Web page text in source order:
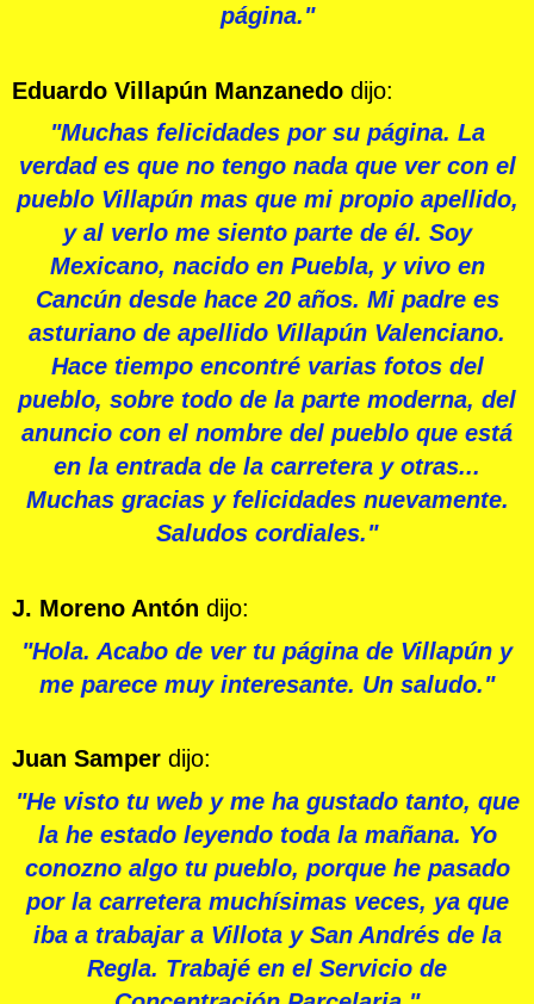
página."
Eduardo Villapún Manzanedo dijo:
"Muchas felicidades por su página. La
verdad es que no tengo nada que ver con el
pueblo Villapún mas que mi propio apellido,
y al verlo me siento parte de él. Soy
Mexicano, nacido en Puebla, y vivo en
Cancún desde hace 20 años. Mi padre es
asturiano de apellido Villapún Valenciano.
Hace tiempo encontré varias fotos del
pueblo, sobre todo de la parte moderna, del
anuncio con el nombre del pueblo que está
en la entrada de la carretera y otras...
Muchas gracias y felicidades nuevamente.
Saludos cordiales."
J. Moreno Antón dijo:
"Hola. Acabo de ver tu página de Villapún y
me parece muy interesante. Un saludo."
Juan Samper dijo:
"He visto tu web y me ha gustado tanto, que
la he estado leyendo toda la mañana. Yo
conozno algo tu pueblo, porque he pasado
por la carretera muchísimas veces, ya que
iba a trabajar a Villota y San Andrés de la
Regla. Trabajé en el Servicio de